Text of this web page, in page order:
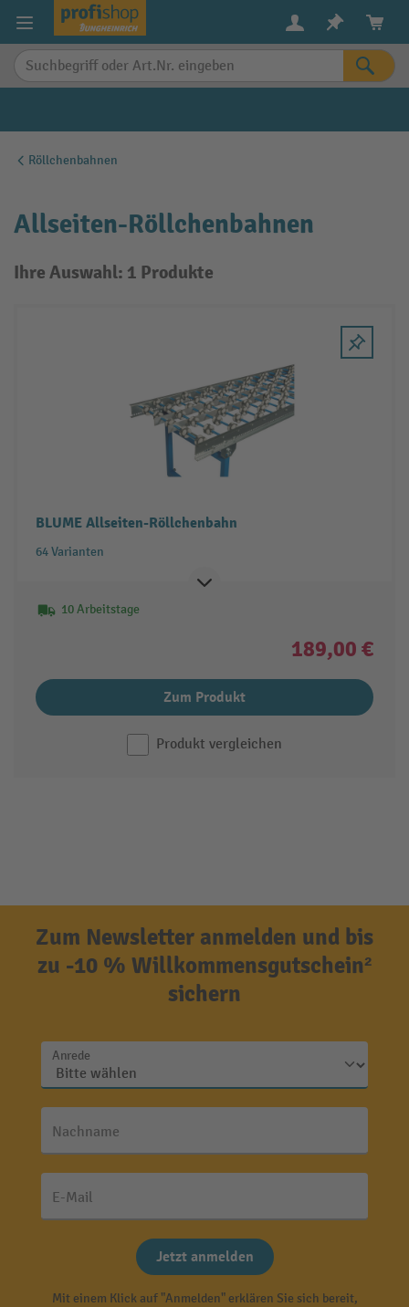
springen
Röllchenbahnen
Allseiten-Röllchenbahnen
Ihre Auswahl: 1 Produkte
BLUME Allseiten-Röllchenbahn
64 Varianten
10 Arbeitstage
189,00 €
Zum Produkt
Produkt vergleichen
Zum Newsletter anmelden und bis
zu -10 % Willkommensgutschein²
sichern
Anrede
Nachname
E-Mail
Jetzt anmelden
Mit einem Klick auf "Anmelden" erklären Sie sich bereit,